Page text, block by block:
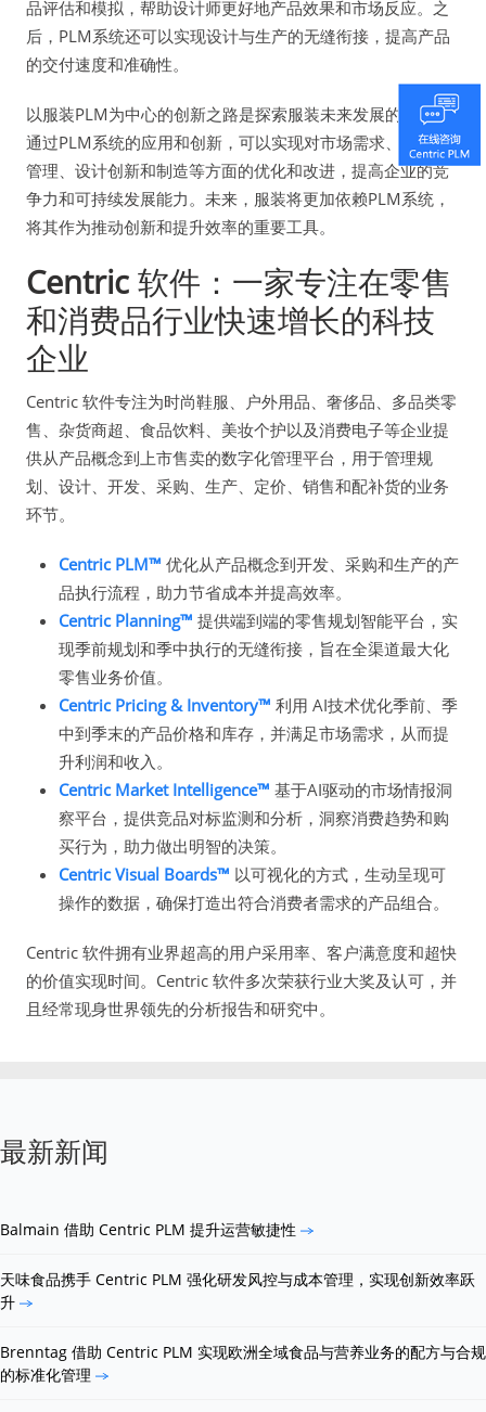
品评估和模拟，帮助设计师更好地产品效果和市场反应。之
后，PLM系统还可以实现设计与生产的无缝衔接，提高产品
的交付速度和准确性。
以服装PLM为中心的创新之路是探索服装未来发展的关键。
通过PLM系统的应用和创新，可以实现对市场需求、供应链
管理、设计创新和制造等方面的优化和改进，提高企业的竞
争力和可持续发展能力。未来，服装将更加依赖PLM系统，
将其作为推动创新和提升效率的重要工具。
Centric 软件：一家专注在零售
和消费品行业快速增长的科技
企业
Centric 软件专注为时尚鞋服、户外用品、奢侈品、多品类零
售、杂货商超、食品饮料、美妆个护以及消费电子等企业提
供从产品概念到上市售卖的数字化管理平台，用于管理规
划、设计、开发、采购、生产、定价、销售和配补货的业务
环节。
Centric PLM™ 优化从产品概念到开发、采购和生产的产
品执行流程，助力节省成本并提高效率。
Centric Planning™ 提供端到端的零售规划智能平台，实
现季前规划和季中执行的无缝衔接，旨在全渠道最大化
零售业务价值。
Centric Pricing & Inventory™ 利用 AI技术优化季前、季
中到季末的产品价格和库存，并满足市场需求，从而提
升利润和收入。
Centric Market Intelligence™ 基于AI驱动的市场情报洞
察平台，提供竞品对标监测和分析，洞察消费趋势和购
买行为，助力做出明智的决策。
Centric Visual Boards™ 以可视化的方式，生动呈现可
操作的数据，确保打造出符合消费者需求的产品组合。
Centric 软件拥有业界超高的用户采用率、客户满意度和超快
的价值实现时间。Centric 软件多次荣获行业大奖及认可，并
且经常现身世界领先的分析报告和研究中。
最新新闻
Balmain 借助 Centric PLM 提升运营敏捷性
天味食品携手 Centric PLM 强化研发风控与成本管理，实现创新效率跃
升
Brenntag 借助 Centric PLM 实现欧洲全域食品与营养业务的配方与合规
的标准化管理